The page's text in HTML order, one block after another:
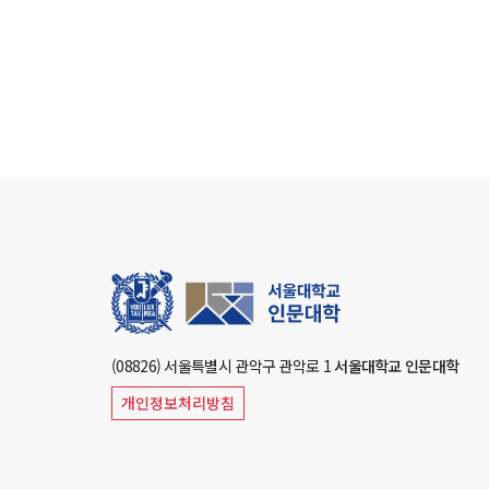
(08826) 서울특별시 관악구 관악로 1서울대학교 인문대학
개인정보처리방침